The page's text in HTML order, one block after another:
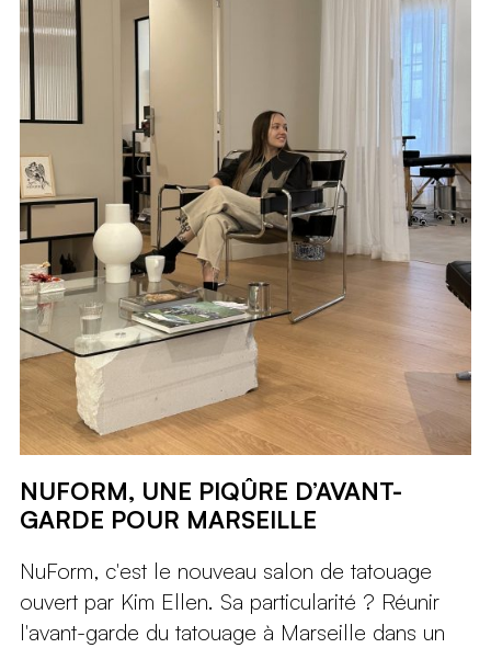
NUFORM, UNE PIQÛRE D’AVANT-
GARDE POUR MARSEILLE
NuForm, c'est le nouveau salon de tatouage
ouvert par Kim Ellen. Sa particularité ? Réunir
l'avant-garde du tatouage à Marseille dans un